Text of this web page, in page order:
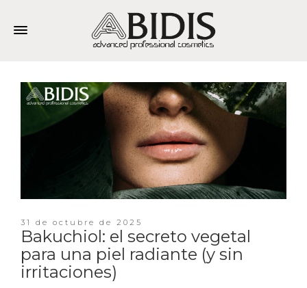
31 de octubre de 2025
Bakuchiol: el secreto vegetal
para una piel radiante (y sin
irritaciones)